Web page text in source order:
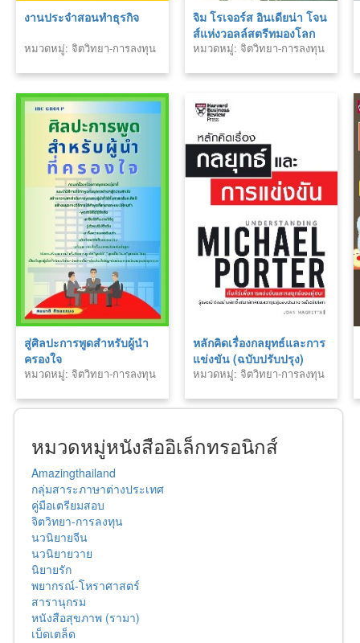
งานประจำสอนทำธุรกิจ
หมวดหมู่: จิตวิทยา-การลงทุน
จิม โรเจอร์ส อินเดียน่า โจน
ส์แห่งวอลล์สตรีทมองโลก
อนาคตของญี่ปุ่นอย่างนัก
หมวดหมู่: จิตวิทยา-การลงทุน
สู่ศิลปะการพูดสำหรับผู้นำ
ครองใจ
หมวดหมู่: จิตวิทยา-การลงทุน
หลักคิดเรื่องกลยุทธ์และการ
แข่งขัน (ฉบับปรับปรุง)
หมวดหมู่: จิตวิทยา-การลงทุน
หมวดหมู่หนังสืออิเล็กทรอนิกส์
Amazingthailand
กลุ่มสาระภาษาต่างประเทศ
คู่มือเตรียมสอบ
จิตวิทยา-การลงทุน
นวนิยายจีน
นวนิยายวาย
นิยายรัก
พยากรณ์-โหราศาสตร์
สารานุกรม
หนังสือสุขภาพ (รามา)
เบ็ดเตล็ด